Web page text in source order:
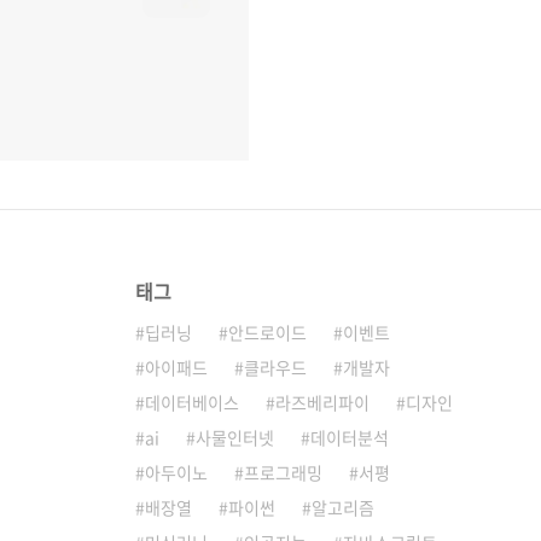
태그
딥러닝 안드로이드
이벤트
아이패드
클라우드
개발자
데이터베이스
라즈베리파이
디자인
ai
사물인터넷
데이터분석
아두이노
프로그래밍
서평
배장열
파이썬
알고리즘